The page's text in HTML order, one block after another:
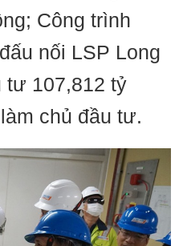
Công trình
nối LSP Long
tư 107,812 tỷ
chủ đầu tư.